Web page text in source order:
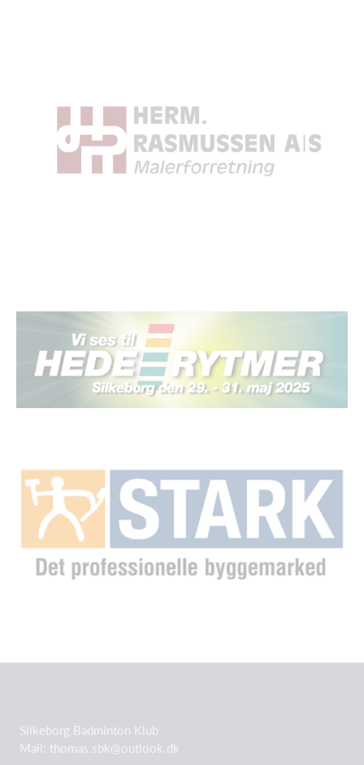
Silkeborg Badminton Klub
Mail: thomas.sbk@outlook.dk